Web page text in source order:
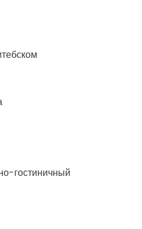
гостиничный